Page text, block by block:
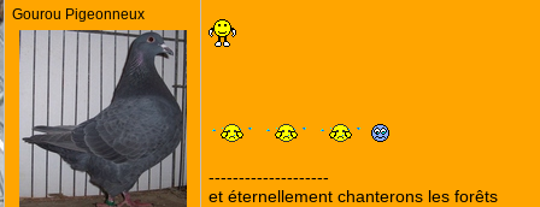
Gourou Pigeonneux
--------------------
et éternellement chanterons les forêts